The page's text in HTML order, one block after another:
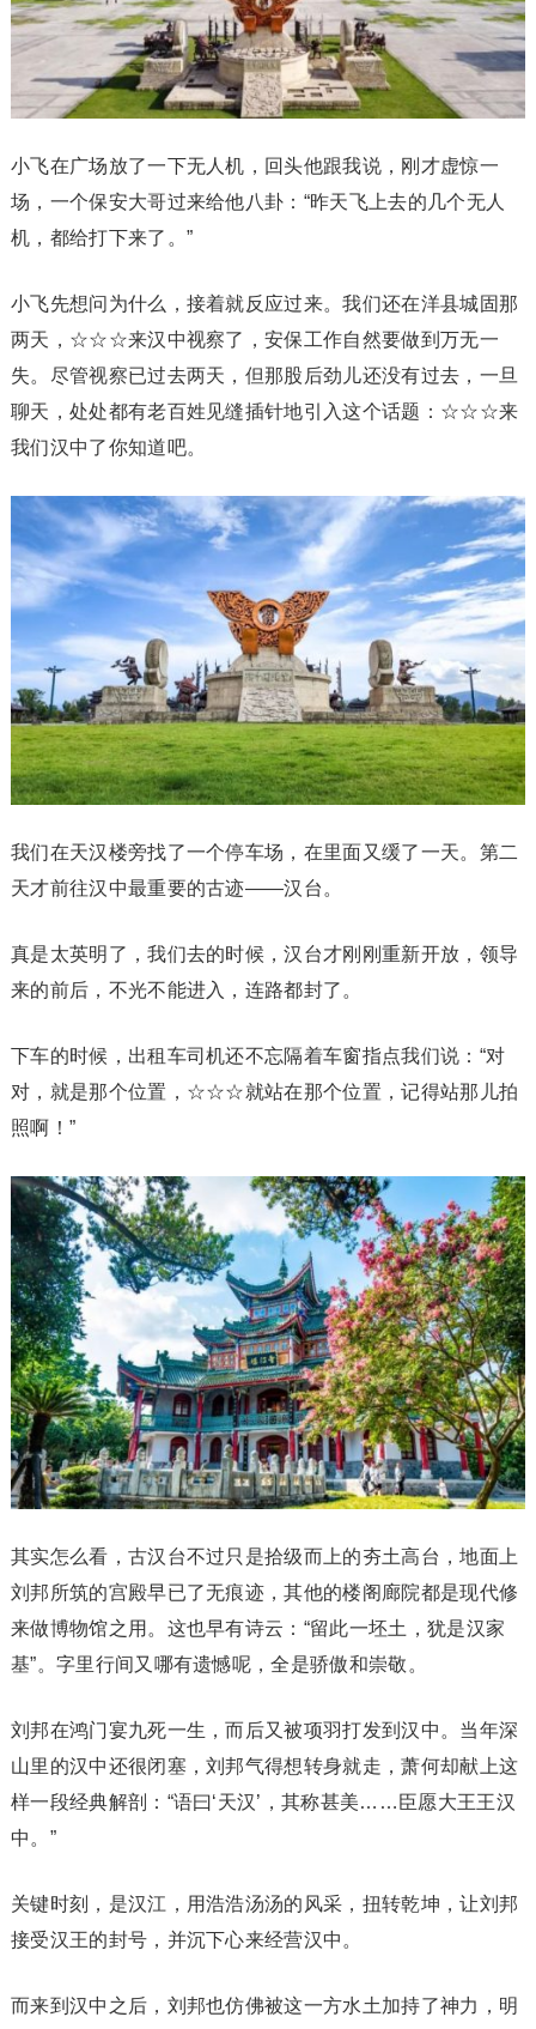
小飞在广场放了一下无人机，回头他跟我说，刚才虚惊一
场，一个保安大哥过来给他八卦：“昨天飞上去的几个无人
机，都给打下来了。”
小飞先想问为什么，接着就反应过来。我们还在洋县城固那
两天，☆☆☆来汉中视察了，安保工作自然要做到万无一
失。尽管视察已过去两天，但那股后劲儿还没有过去，一旦
聊天，处处都有老百姓见缝插针地引入这个话题：☆☆☆来
我们汉中了你知道吧。
我们在天汉楼旁找了一个停车场，在里面又缓了一天。第二
天才前往汉中最重要的古迹——汉台。
真是太英明了，我们去的时候，汉台才刚刚重新开放，领导
来的前后，不光不能进入，连路都封了。
下车的时候，出租车司机还不忘隔着车窗指点我们说：“对
对，就是那个位置，☆☆☆就站在那个位置，记得站那儿拍
照啊！”
其实怎么看，古汉台不过只是拾级而上的夯土高台，地面上
刘邦所筑的宫殿早已了无痕迹，其他的楼阁廊院都是现代修
来做博物馆之用。这也早有诗云：“留此一坯土，犹是汉家
基”。字里行间又哪有遗憾呢，全是骄傲和崇敬。
刘邦在鸿门宴九死一生，而后又被项羽打发到汉中。当年深
山里的汉中还很闭塞，刘邦气得想转身就走，萧何却献上这
样一段经典解剖：“语曰‘天汉’，其称甚美……臣愿大王王汉
中。”
关键时刻，是汉江，用浩浩汤汤的风采，扭转乾坤，让刘邦
接受汉王的封号，并沉下心来经营汉中。
而来到汉中之后，刘邦也仿佛被这一方水土加持了神力，明